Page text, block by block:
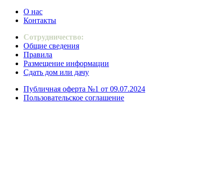
О нас
Контакты
Сотрудничество:
Общие сведения
Правила
Размещение информации
Сдать дом или дачу
Публичная оферта №1 от 09.07.2024
Пользовательское соглашение